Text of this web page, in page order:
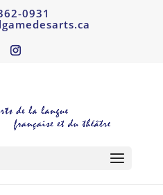
0931